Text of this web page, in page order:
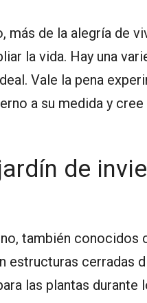
más de la alegría de
la vida. Hay una
Vale la pena
a su medida y
de
también conocidos
estructuras cerradas
las plantas durante